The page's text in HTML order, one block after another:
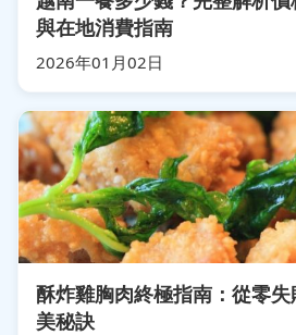
與在地消費指南
2026年01月02日
酥炸雞胸肉終極指南：從零
美秘訣